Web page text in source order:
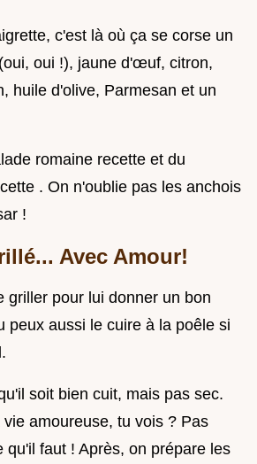
c'est là où ça se corse un
oui !), jaune d'œuf, citron,
huile d'olive, Parmesan et un
romaine recette et du
. On n'oublie pas les anchois
!
Avec Amour!
griller pour lui donner un bon
peux aussi le cuire à la poêle si
soit bien cuit, mais pas sec.
amoureuse, tu vois ? Pas
qu'il faut ! Après, on prépare les